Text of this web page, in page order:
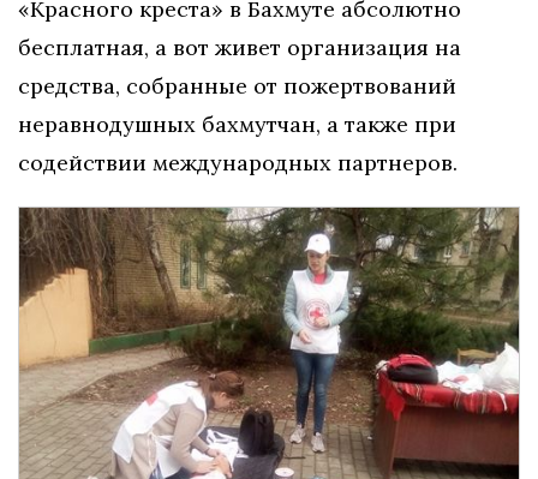
«Красного креста» в Бахмуте абсолютно
бесплатная, а вот живет организация на
средства, собранные от пожертвований
неравнодушных бахмутчан, а также при
содействии международных партнеров.